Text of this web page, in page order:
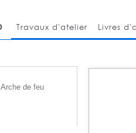
Travaux d'atelier Livres
Arche de feu